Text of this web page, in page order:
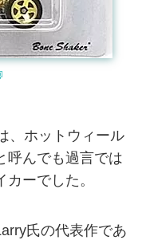
、ホットウィール
呼んでも過言では
ーでした。
氏の代表作であ